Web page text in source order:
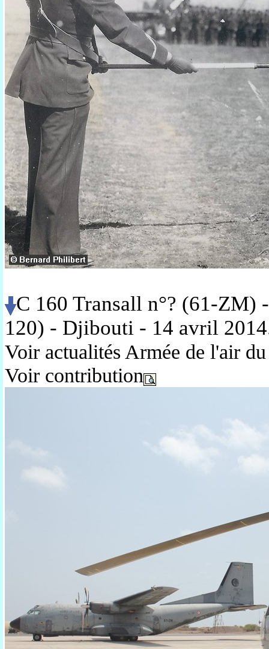
C 160 Transall n°? (61-ZM)
120) - Djibouti - 14 avril
Voir actualités Armée de l'air
Voir contribution